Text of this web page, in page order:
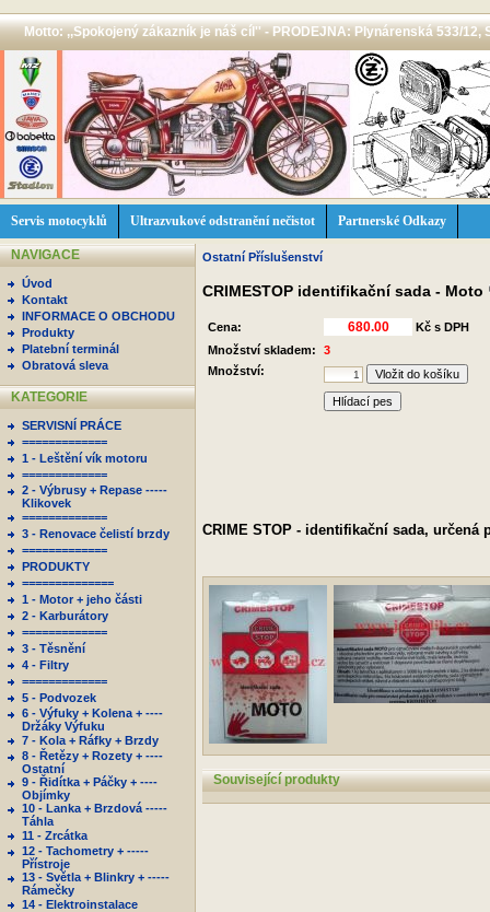
Motto: ,,Spokojený zákazník je náš cíl'' - PRODEJNA: Plynárenská 533/12,
Servis motocyklů Ultrazvukové odstranění nečistot Partnerské Odkazy
NAVIGACE
Úvod
Kontakt
INFORMACE O OBCHODU
Produkty
Platební terminál
Obratová sleva
KATEGORIE
SERVISNÍ PRÁCE
=============
1 - Leštění vík motoru
=============
2 - Výbrusy + Repase -----
Klikovek
=============
3 - Renovace čelistí brzdy
=============
PRODUKTY
==============
1 - Motor + jeho části
2 - Karburátory
=============
3 - Těsnění
4 - Filtry
=============
5 - Podvozek
6 - Výfuky + Kolena + ----
Držáky Výfuku
7 - Kola + Ráfky + Brzdy
8 - Řetězy + Rozety + ----
Ostatní
9 - Řidítka + Páčky + ----
Objímky
10 - Lanka + Brzdová -----
Táhla
11 - Zrcátka
12 - Tachometry + -----
Přístroje
13 - Světla + Blinkry + -----
Rámečky
14 - Elektroinstalace
Ostatní Příslušenství
CRIMESTOP identifikační sada - Moto
Cena:
Kč s DPH
Množství skladem:
3
Množství:
Hlídací pes
CRIME STOP - identifikační sada, určená
Související produkty